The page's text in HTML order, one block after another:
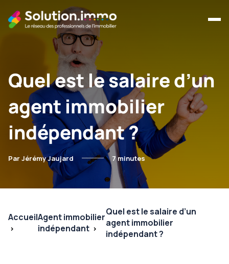
Quel est le salaire d’un
agent immobilier
indépendant ?
Par Jérémy Jaujard 7 minutes
AccueilAgent immobilier
indépendant
Quel est le salaire d’un
agent immobilier
indépendant ?